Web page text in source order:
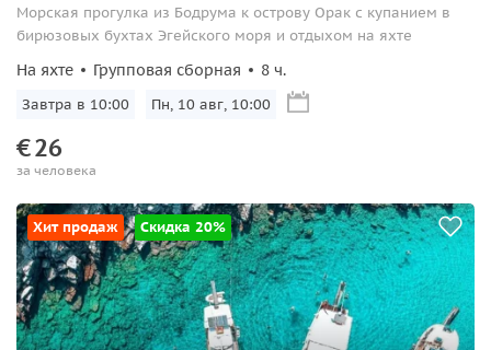
Морская прогулка из Бодрума к острову Орак с купанием в
бирюзовых бухтах Эгейского моря и отдыхом на яхте
На яхте Групповая сборная 8 ч.
Завтра в 10:00 Пн, 10 авг, 10:00
€26
за человека
Хит продаж Скидка 20%